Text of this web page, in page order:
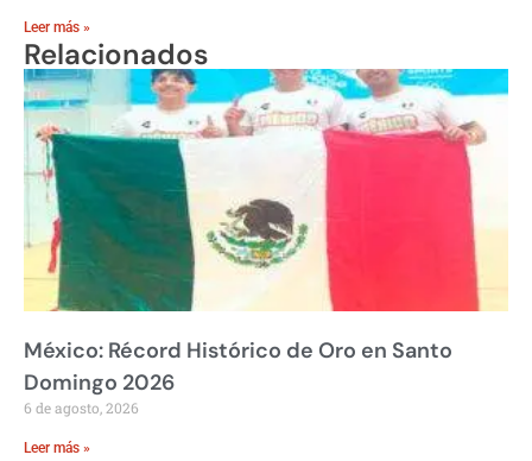
Leer más »
Relacionados
México: Récord Histórico de Oro en Santo
Domingo 2026
6 de agosto, 2026
Leer más »